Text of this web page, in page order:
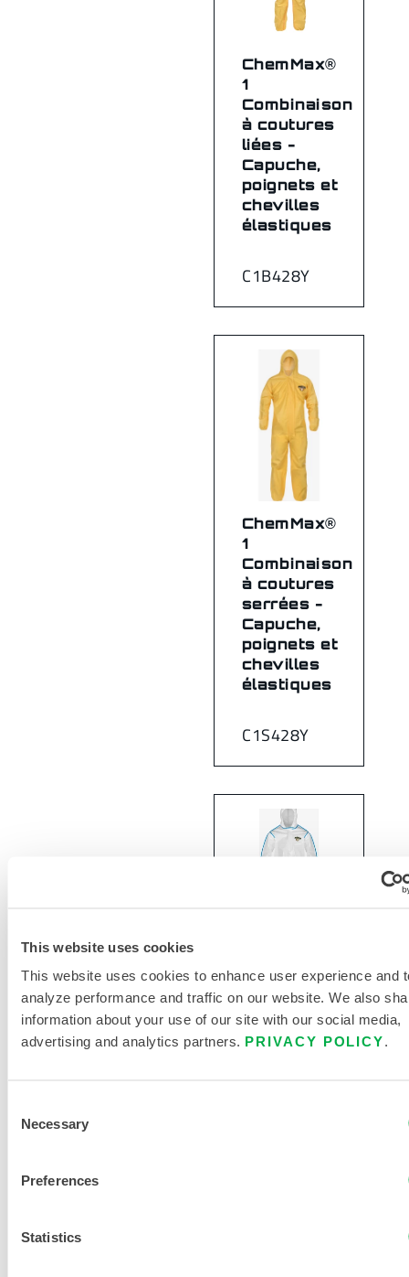
This website uses cookies
This website uses cookies to enhance user experience and
analyze performance and traffic on our website. We also
information about your use of our site with our social media,
advertising and analytics partners. PRIVACY POLICY.
Selection
Necessary
Preferences
Statistics
C1B428Y
ChemMax®
1
Combinaison
à coutures
liées -
Capuche,
poignets et
chevilles
élastiques
C1S428Y
ChemMax®
1
Combinaison
à coutures
serrées -
Capuche,
poignets et
chevilles
élastiques
ChemMax®
2
Combinaison
à coutures